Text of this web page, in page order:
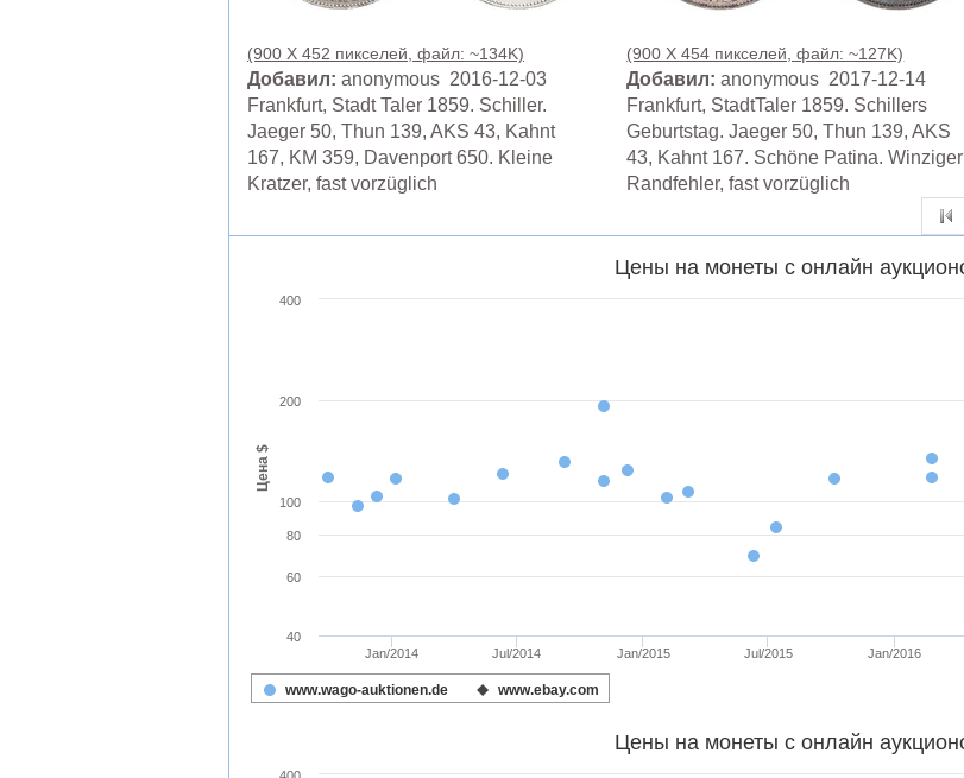
(900 X 452 пикселей, файл: ~134K)
Добавил: anonymous 2016-12-03
Frankfurt, Stadt Taler 1859. Schiller.
Jaeger 50, Thun 139, AKS 43, Kahnt
167, KM 359, Davenport 650. Kleine
Kratzer, fast vorzüglich
(900 X 454 пикселей, файл: ~127K)
Добавил: anonymous 2017-12-14
Frankfurt, StadtTaler 1859. Schillers
Geburtstag. Jaeger 50, Thun 139, AKS
43, Kahnt 167. Schöne Patina. Winziger
Randfehler, fast vorzüglich